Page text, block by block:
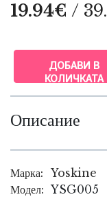
19.94€ /
ДОБАВИ В
КОЛИЧКАТА
Описание
Марка: Yoskine
Модел: YSG005